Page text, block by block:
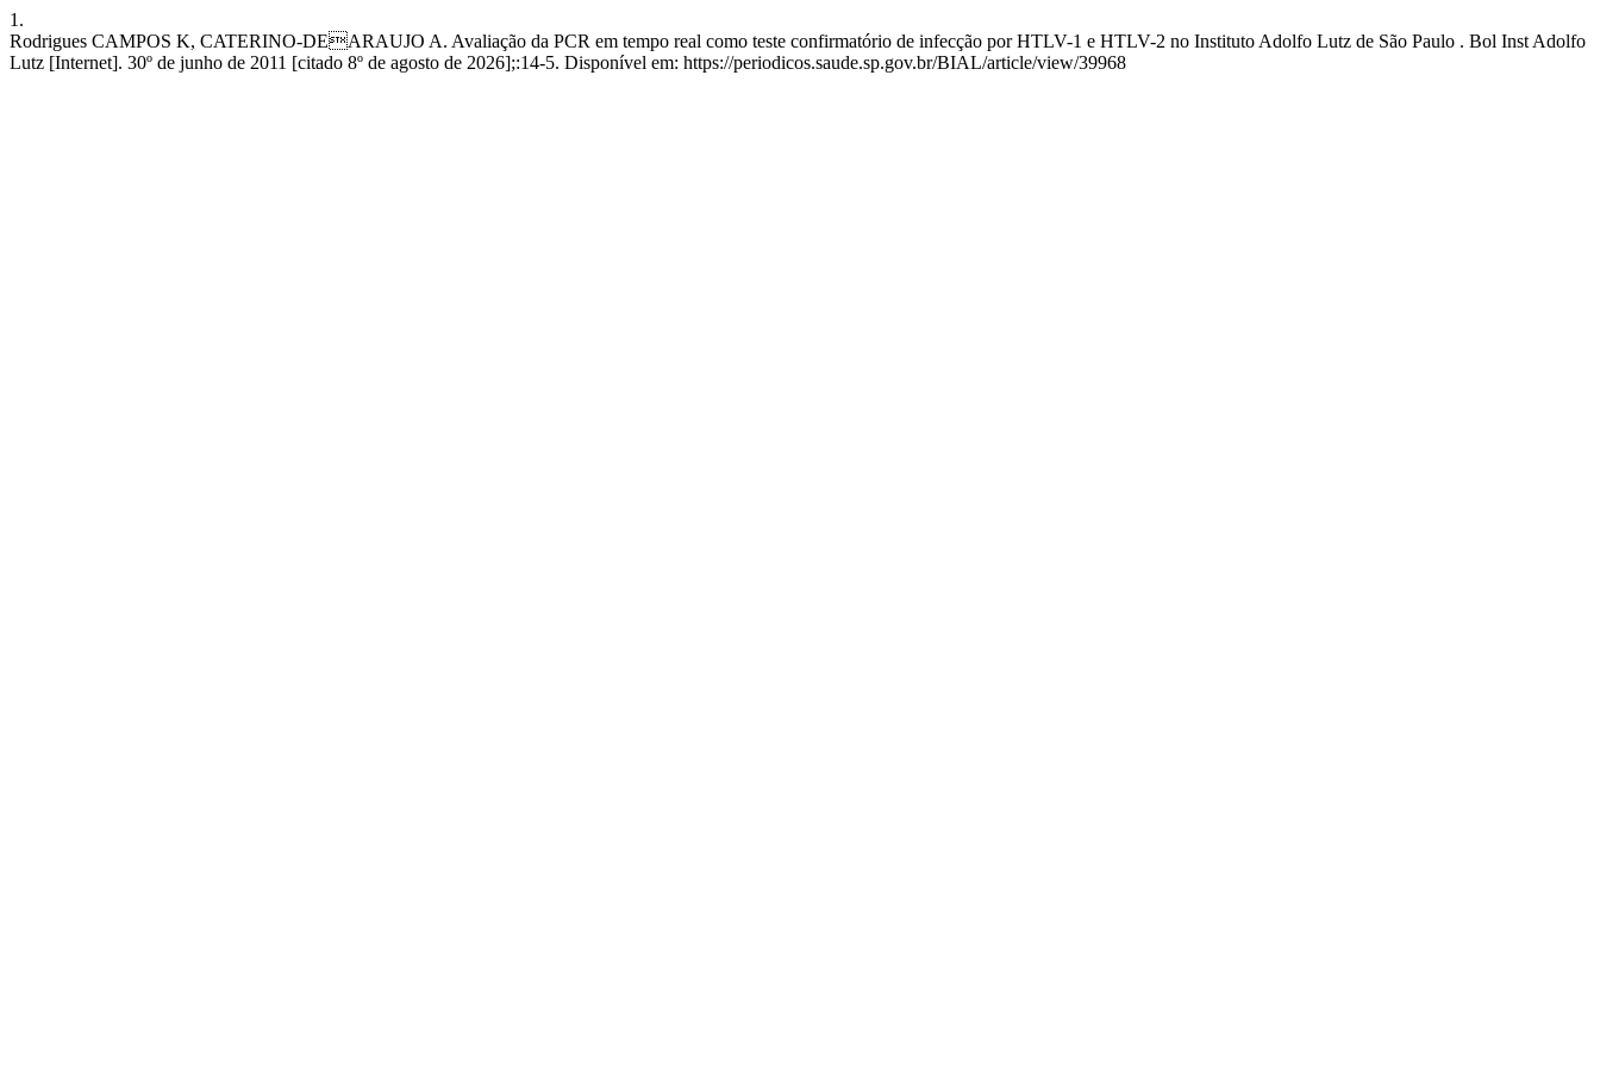
1.
Rodrigues CAMPOS K, CATERINO-DEARAUJO A. Avaliação da PCR em tempo real como teste confirmatório de infecção por HTLV-1 e HTLV-2 no Instituto Adolfo Lutz de São Paulo . Bol Inst Adolfo
Lutz [Internet]. 30º de junho de 2011 [citado 8º de agosto de 2026];:14-5. Disponível em: https://periodicos.saude.sp.gov.br/BIAL/article/view/39968